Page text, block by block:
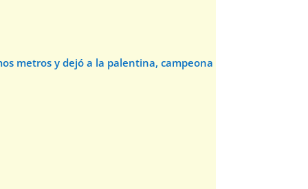
metros y dejó a la palentina, campeona